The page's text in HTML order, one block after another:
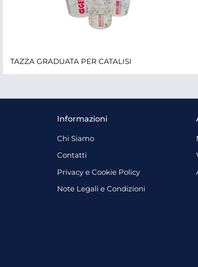
TAZZA GRADUATA PER CATALISI
Informazioni
Chi Siamo
Contatti
Privacy e Cookie Policy
Note Legali e Condizioni